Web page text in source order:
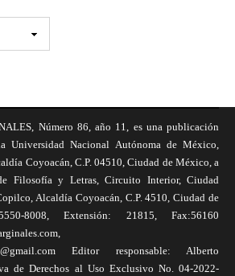
Número 86, año 11, es una publicación
Universidad Nacional Autónoma de México,
Coyoacán, C.P. 04510, Ciudad de México, a
Filosofía y Letras, Circuito Interior, Ciudad
Alcaldía Coyoacán, C.P. 4510, Ciudad de
8008, Extensión: 21815, Fax:56160
Editor responsable: Alberto
de Derechos al Uso Exclusivo No. 04-2022-